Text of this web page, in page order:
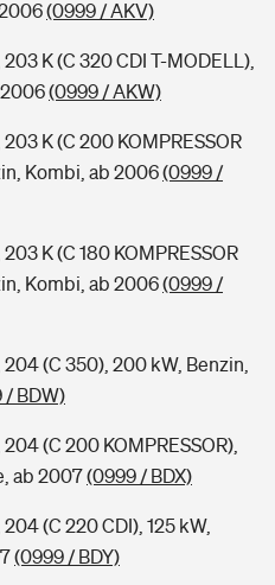
(0999 / AKV)
K (C 320 CDI T-MODELL),
(0999 / AKW)
K (C 200 KOMPRESSOR
Kombi, ab 2006(0999 /
K (C 180 KOMPRESSOR
Kombi, ab 2006(0999 /
(C 350), 200 kW, Benzin,
/ BDW)
(C 200 KOMPRESSOR),
ab 2007(0999 / BDX)
(C 220 CDI), 125 kW,
(0999 / BDY)